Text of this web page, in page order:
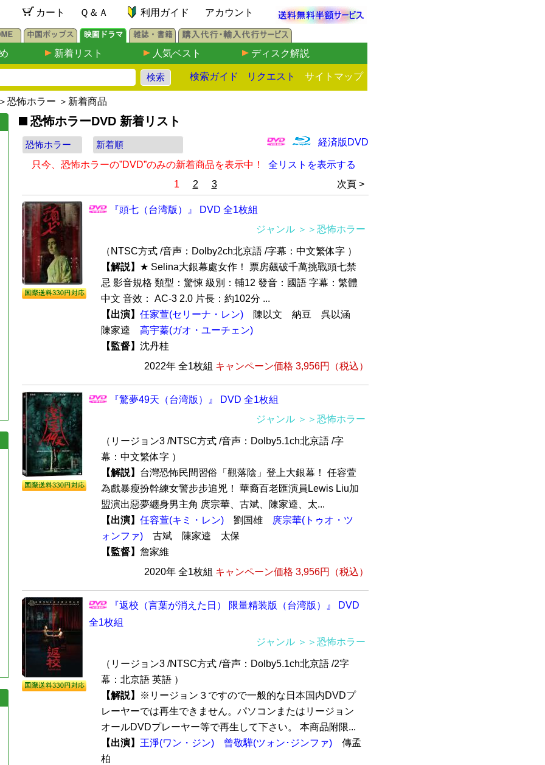
カート Ｑ＆Ａ 利用ガイド アカウント
新着リスト 人気ベスト ディスク解説
検索ガイド リクエスト サイトマップ
＞ 恐怖ホラー ＞新着商品
恐怖ホラーDVD 新着リスト
経済版DVD
只今、恐怖ホラーの”DVD”のみの新着商品を表示中！
全リストを表示する
次頁 >
1 2 3
『頭七（台湾版）』 DVD 全1枚組
ジャンル ＞＞恐怖ホラー
（NTSC方式 /音声：Dolby2ch北京語 /字幕：中文繁体字 ）
【解説】 ★ Selina大銀幕處女作！ 票房飆破千萬挑戰頭七禁
忌 影音規格 類型：驚悚 級別：輔12 發音：國語 字幕：繁體
中文 音效： AC-3 2.0 片長：約102分 ...
【出演】 任家萱(セリーナ・レン) 陳以文 納豆 呉以涵
陳家逵 高宇蓁(ガオ・ユーチェン)
【監督】 沈丹桂
2022年 全1枚組 キャンペーン価格 3,956円（税込）
『驚夢49天（台湾版）』 DVD 全1枚組
ジャンル ＞＞恐怖ホラー
（リージョン3 /NTSC方式 /音声：Dolby5.1ch北京語 /字
幕：中文繁体字 ）
【解説】 台灣恐怖民間習俗「觀落陰」登上大銀幕！ 任容萱
為戲暴瘦扮幹練女警步步追兇！ 華裔百老匯演員Lewis Liu加
盟演出惡夢纏身男主角 庹宗華、古斌、陳家逵、太...
【出演】 任容萱(キミ・レン) 劉国雄 庹宗華(トゥオ・ツ
ォンファ) 古斌 陳家逵 太保
【監督】 詹家維
2020年 全1枚組 キャンペーン価格 3,956円（税込）
『返校（言葉が消えた日） 限量精装版（台湾版）』 DVD
全1枚組
ジャンル ＞＞恐怖ホラー
（リージョン3 /NTSC方式 /音声：Dolby5.1ch北京語 /2字
幕：北京語 英語 ）
【解説】
※リージョン３ですので一般的な日本国内DVDプ
レーヤーでは再生できません。パソコンまたはリージョン
オールDVDプレーヤー等で再生して下さい。 本商品附限...
【出演】 王淨(ワン・ジン) 曾敬驊(ツォン･ジンファ) 傳孟
柏